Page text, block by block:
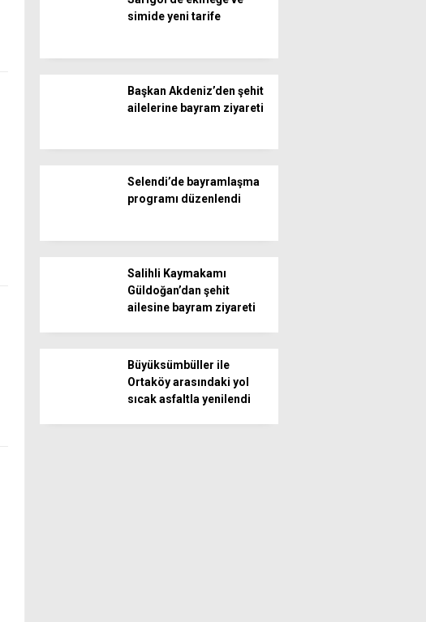
simide yeni tarife
Başkan Akdeniz’den şehit
ailelerine bayram ziyareti
Selendi’de bayramlaşma
programı düzenlendi
Salihli Kaymakamı
Güldoğan’dan şehit
ailesine bayram ziyareti
Büyüksümbüller ile
Ortaköy arasındaki yol
sıcak asfaltla yenilendi